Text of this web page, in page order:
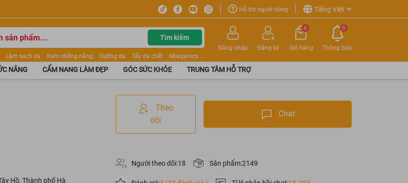
Hỗ trợ người dùng Tiếng Việt
Tìm kiếm
Làm sạch da Kem chống nắng Dưỡng da Tẩy da chết
Milaganics
trang điểm Dưỡng trắng Dior Mỹ phẩm Mặt nạ
Tinh chất
Mộc Qua
Đăng nhập Đăng ký
0
Giỏ hàng Thông báo
0
NĂNG CẨM NANG LÀM ĐẸP GÓC SỨC KHỎE TRUNG TÂM HỖ TRỢ
Hồ, Thành phố Hà
Theo
dõi
Chat
Người theo dõi:18 Sản phẩm:2149